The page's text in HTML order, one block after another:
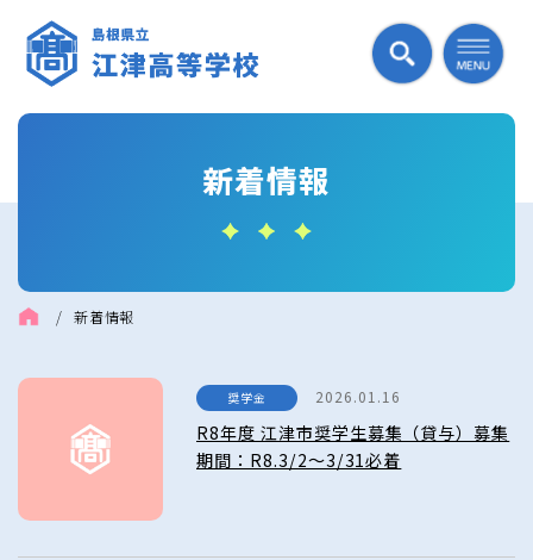
新着情報
/ 新着情報
奨学金 2026.01.16
R8年度 江津市奨学生募集（貸与）募集
期間：R8.3/2～3/31必着